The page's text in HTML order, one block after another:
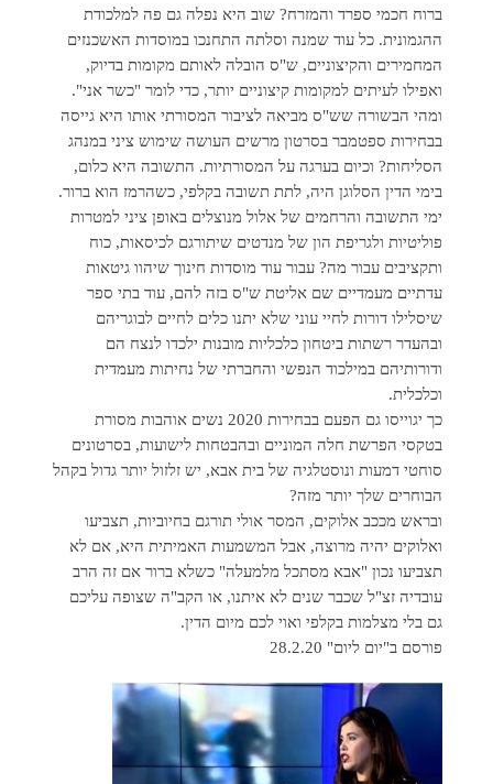
ברוח חכמי ספרד והמזרח? שוב היא נפלה גם פה למלכודת
ההגמונית. כל עוד שמנה וסלתה התחנכו במוסדות האשכנזים
המחמירים והקיצוניים, ש"ס הובלה לאותם מקומות בדיוק,
ואפילו לעיתים למקומות קיצוניים יותר, כדי לומר "כשר אני".
ומהי הבשורה שש"ס מביאה לציבור המסורתי אותו היא גייסה
בבחירות ספטמבר בסרטון מרשים העושה שימוש ציני במנהג
הסליחות? וכיום בערגה על המסורתיות. התשובה היא כלום,
בימי הדין הסלוגן היה, לתת תשובה בקלפי, כשהרמז הוא ברור.
ימי התשובה והרחמים של אלול מנוצלים באופן ציני למטרות
פוליטיות ולגריפת הון של מנדטים שיתורגם לכיסאות, כוח
ותקציבים עבור מה? עבור עוד מוסדות חינוך שיהוו גיטאות
עדתיים מעמדיים שם אליטת ש"ס בזה להם, עוד בתי ספר
שיסלילו דורות לחיי עוני שלא יתנו כלים לחיים לבוגריהם
ובהעדר רשתות ביטחון כלכליות מובנות ילכדו לנצח הם
ודורותיהם במילכוד הנפשי והחברתי של נחיתות מעמדית
וכלכלית.
כך יגוייסו גם הפעם בבחירות 2020 נשים אוהבות מסורת
בטקסי הפרשת חלה המוניים ובהבטחות לישועות, בסרטונים
סוחטי דמעות ונוסטלגיה של בית אבא, יש זלזול יותר גדול בקהל
הבוחרים שלך יותר מזה?
ובראש מככב אלוקים, המסר אולי תורגם בחיוביות, תצביעו
ואלוקים יהיה מרוצה, אבל המשמעות האמיתית היא, אם לא
תצביעו נכון "אבא מסתכל מלמעלה" כשלא ברור אם זה הרב
עובדיה זצ"ל שכבר שנים לא איתנו, או הקב"ה שצופה עליכם
גם בלי מצלמות בקלפי ואוי לכם מיום הדין.
פורסם ב"יום ליום" 28.2.20